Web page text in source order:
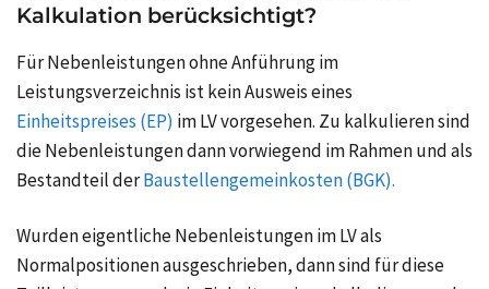
Kalkulation berücksichtigt?
Für Nebenleistungen ohne Anführung im
Leistungsverzeichnis ist kein Ausweis eines
Einheitspreises (EP) im LV vorgesehen. Zu kalkulieren sind
die Nebenleistungen dann vorwiegend im Rahmen und als
Bestandteil derBaustellengemeinkosten (BGK).
Wurden eigentliche Nebenleistungen im LV als
Normalpositionen ausgeschrieben, dann sind für diese